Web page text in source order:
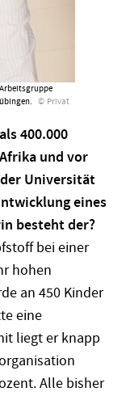
Privat
400.000
und vor
Universität
eines
besteht der?
bei einer
hohen
an 450 Kinder
eine
liegt er knapp
Alle bisher